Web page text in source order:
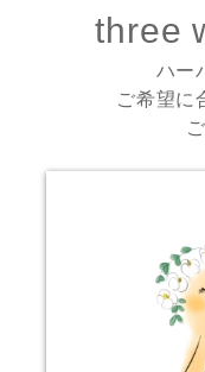
three
ハー
ご希望に